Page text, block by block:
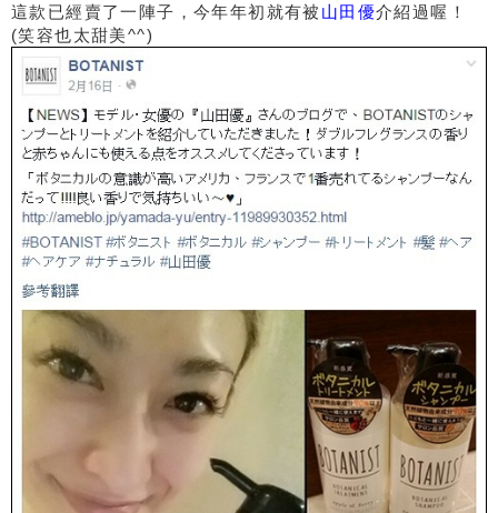
這款已經賣了一陣子，今年年初就有被 山田優介紹過喔！
(笑容也太甜美^^)